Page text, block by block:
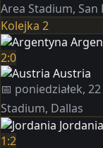
Area Stadium, San
Kolejka 2
2:0
Austria
📅 poniedziałek,
Stadium, Dallas
Jordania
1:2